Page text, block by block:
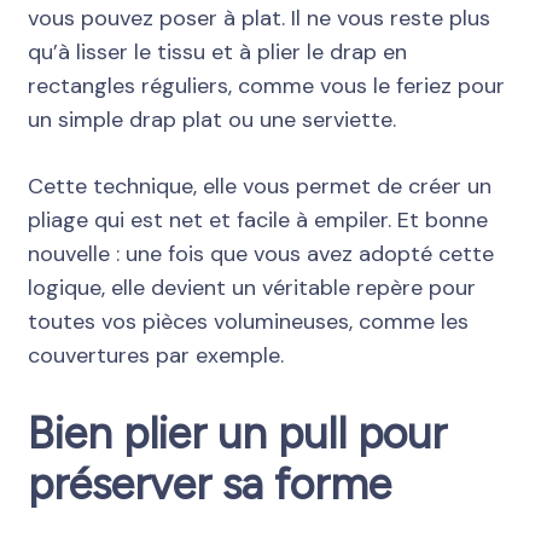
vous pouvez poser à plat. Il ne vous reste plus
qu’à lisser le tissu et à plier le drap en
rectangles réguliers, comme vous le feriez pour
un simple drap plat ou une serviette.
Cette technique, elle vous permet de créer un
pliage qui est net et facile à empiler. Et bonne
nouvelle : une fois que vous avez adopté cette
logique, elle devient un véritable repère pour
toutes vos pièces volumineuses, comme les
couvertures par exemple.
Bien plier un pull pour
préserver sa forme